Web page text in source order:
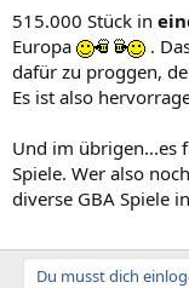
gamefront.de
515.000 Stück in
Europa
.
dafür zu proggen,
Es ist also
Und im übrigen...es
Spiele. Wer also
diverse GBA Spiele
Du musst dich